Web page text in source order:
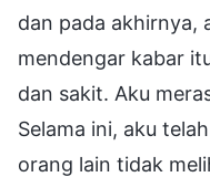
dan pada akhirnya,
mendengar kabar
dan sakit. Aku
Selama ini, aku
orang lain tidak